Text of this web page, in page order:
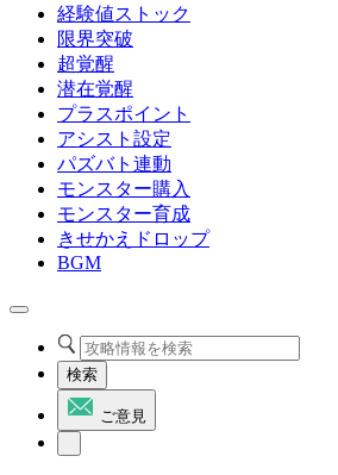
経験値ストック
限界突破
超覚醒
潜在覚醒
プラスポイント
アシスト設定
パズバト連動
モンスター購入
モンスター育成
きせかえドロップ
BGM
検索
ご意見